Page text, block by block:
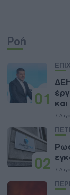
Ροή
01
7
02 7